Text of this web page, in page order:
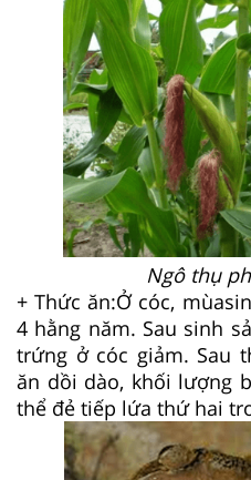
Ngô thụ
+ Thức ăn:Ở cóc, mùa
4 hằng năm. Sau sinh
trứng ở cóc giảm. Sau
ăn dồi dào, khối lượng
thể đẻ tiếp lứa thứ hai